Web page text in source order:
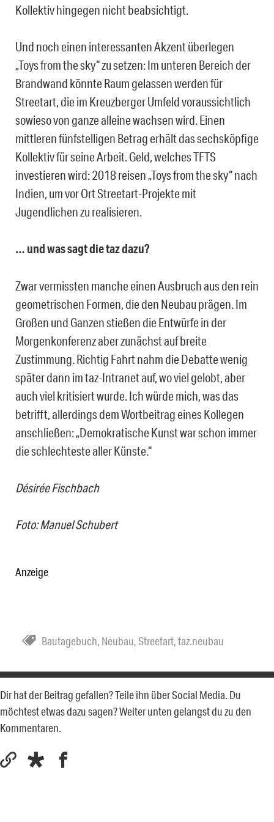
Kollektiv hingegen nicht beabsichtigt.
Und noch einen interessanten Akzent überlegen
„Toys from the sky“ zu setzen: Im unteren Bereich der
Brandwand könnte Raum gelassen werden für
Streetart, die im Kreuzberger Umfeld voraussichtlich
sowieso von ganze alleine wachsen wird. Einen
mittleren fünfstelligen Betrag erhält das sechsköpfige
Kollektiv für seine Arbeit. Geld, welches TFTS
investieren wird: 2018 reisen „Toys from the sky“ nach
Indien, um vor Ort Streetart-Projekte mit
Jugendlichen zu realisieren.
… und was sagt die taz dazu?
Zwar vermissten manche einen Ausbruch aus den rein
geometrischen Formen, die den Neubau prägen. Im
Großen und Ganzen stießen die Entwürfe in der
Morgenkonferenz aber zunächst auf breite
Zustimmung. Richtig Fahrt nahm die Debatte wenig
später dann im taz-Intranet auf, wo viel gelobt, aber
auch viel kritisiert wurde. Ich würde mich, was das
betrifft, allerdings dem Wortbeitrag eines Kollegen
anschließen: „Demokratische Kunst war schon immer
die schlechteste aller Künste.“
Désirée Fischbach
Foto: Manuel Schubert
Anzeige
Bautagebuch, Neubau,Streetart,taz.neubau
Dir hat der Beitrag gefallen? Teile ihn über Social Media. Du
möchtest etwas dazu sagen? Weiter unten gelangst du zu den
Kommentaren.